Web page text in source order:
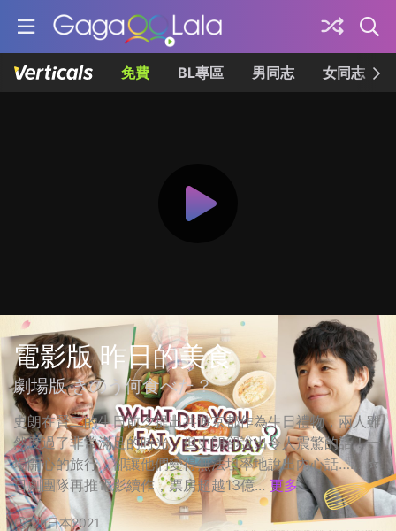
免費 BL專區 男同志 女同志
電影版 昨日的美食
劇場版 きのう何食べた？
史朗在賢二的生日前夕提出共遊京都作為生日禮物，兩人雖
然度過了非常滿足的時光，但史朗卻說出令人震驚的話！一
場開心的旅行，卻讓他們變得無法坦率地說出內心話…… ☆
日劇團隊再推電影續作，票房超越13億... 更多
2h日本2021